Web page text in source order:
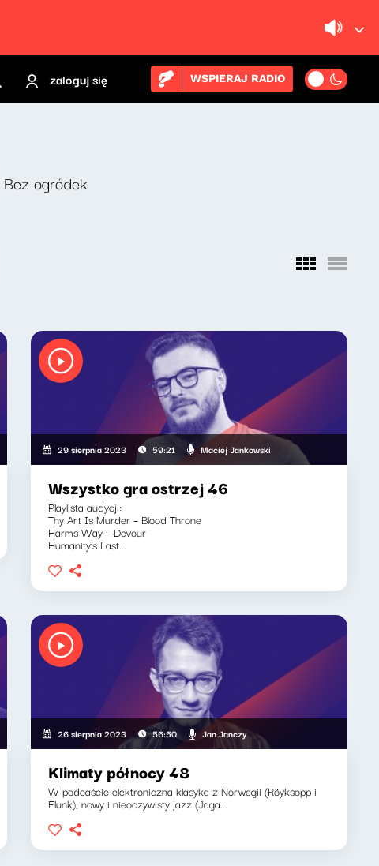
zaloguj się WSPIERAJ RADIO
Bez ogródek
Kasia, Klaudiusz Slezak
29 sierpnia 2023 59:21 Maciej Jankowski
Wszystko gra ostrzej 46
Playlista audycji:
Thy Art Is Murder – Blood Throne
Harms Way – Devour
Humanity’s Last...
Klaudia Kowalczyk, Jakub Jędras
26 sierpnia 2023 56:50 Jan Janczy
Klimaty północy 48
W podcaście elektroniczna klasyka z Norwegii (Röyksopp i
Flunk), nowy i nieoczywisty jazz (Jaga...